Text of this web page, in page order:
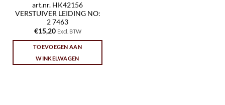
art.nr. HK42156
VERSTUIVER LEIDING NO:
2 7463
€15,20 Excl. BTW
TOEVOEGEN AAN
WINKELWAGEN